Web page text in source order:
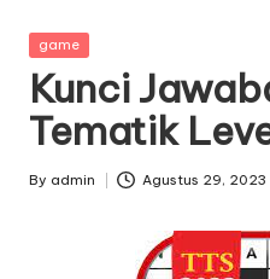
Posted
game
Kunci
Tematik
Posted
By admin Agustus 29, 2023